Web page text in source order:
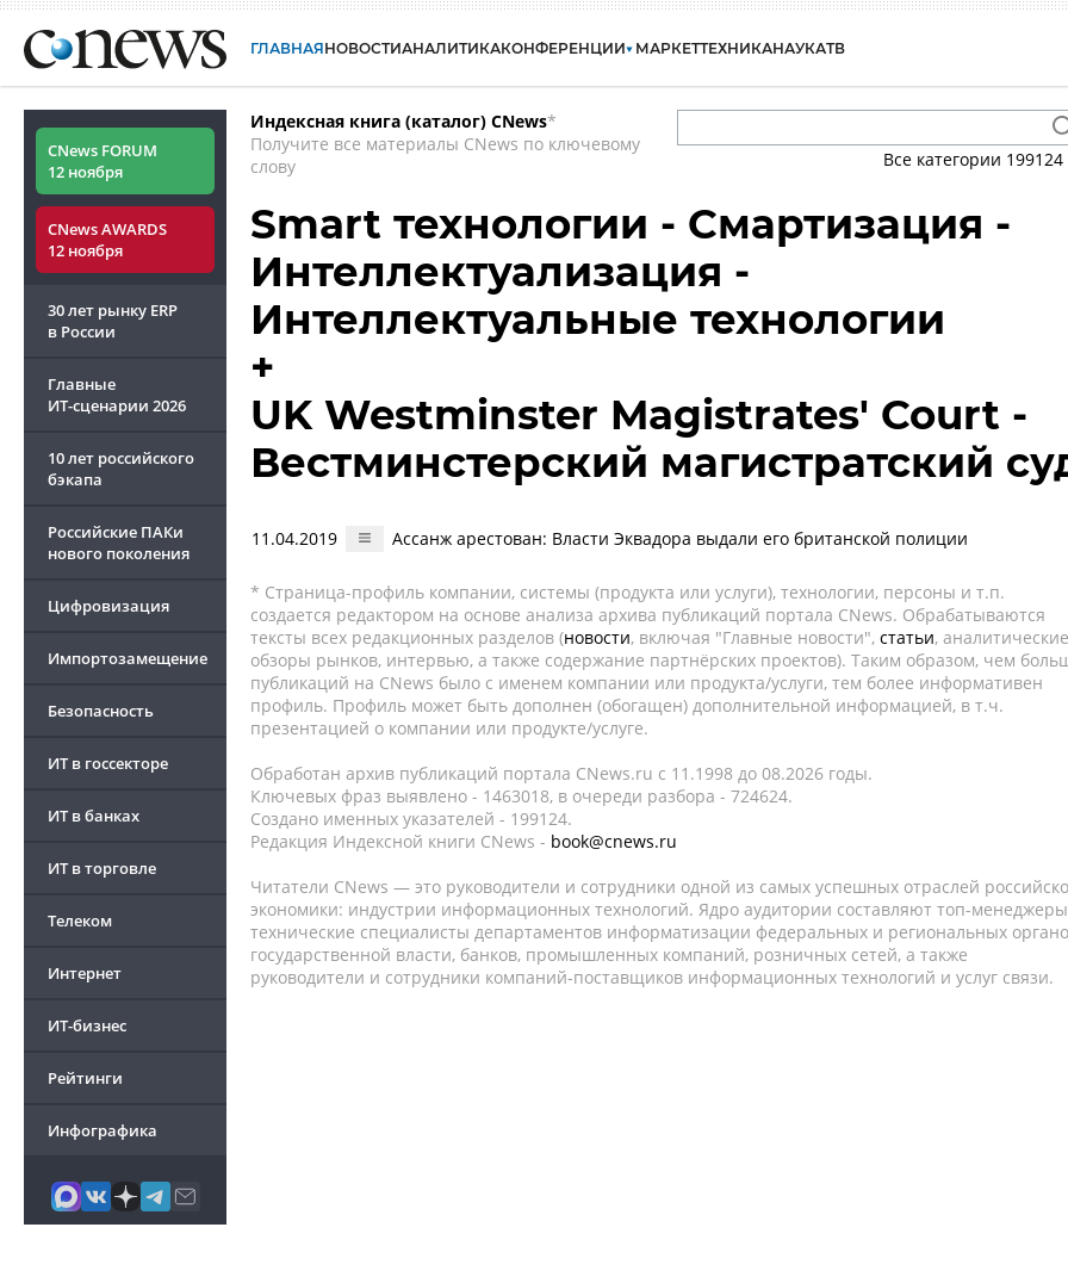
ГЛАВНАЯНОВОСТИАНАЛИТИКАКОНФЕРЕНЦИИ МАРКЕТТЕХНИКАНАУКАТВ
CNews FORUM
12 ноября
CNews AWARDS
12 ноября
30 лет рынку ERP
в России
Главные
ИТ-сценарии 2026
10 лет российского
бэкапа
Российские ПАКи
нового поколения
Цифровизация
Импортозамещение
Безопасность
ИТ в госсекторе
ИТ в банках
ИТ в торговле
Телеком
Интернет
ИТ-бизнес
Рейтинги
Инфографика
Индексная книга (каталог) CNews*
Получите все материалы CNews по ключевому
слову
Все категории 199124
Smart технологии - Смартизация -
Интеллектуализация -
Интеллектуальные технологии
+
UK Westminster Magistrates' Court -
Вестминстерский магистратский
11.04.2019 Ассанж арестован: Власти Эквадора выдали его британской полиции
* Страница-профиль компании, системы (продукта или услуги), технологии, персоны и т.п.
создается редактором на основе анализа архива публикаций портала CNews. Обрабатываются
тексты всех редакционных разделов (новости, включая "Главные новости", статьи, аналитические
обзоры рынков, интервью, а также содержание партнёрских проектов). Таким образом, чем
публикаций на CNews было с именем компании или продукта/услуги, тем более информативен
профиль. Профиль может быть дополнен (обогащен) дополнительной информацией, в т.ч.
презентацией о компании или продукте/услуге.
Обработан архив публикаций портала CNews.ru c 11.1998 до 08.2026 годы.
Ключевых фраз выявлено - 1463018, в очереди разбора - 724624.
Создано именных указателей - 199124.
Редакция Индексной книги CNews - book@cnews.ru
Читатели CNews — это руководители и сотрудники одной из самых успешных отраслей
экономики: индустрии информационных технологий. Ядро аудитории составляют топ-
технические специалисты департаментов информатизации федеральных и региональных
государственной власти, банков, промышленных компаний, розничных сетей, а также
руководители и сотрудники компаний-поставщиков информационных технологий и услуг связи.